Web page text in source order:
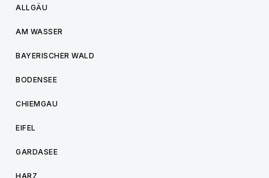
ALLGÄU
AM WASSER
BAYERISCHER WALD
BODENSEE
CHIEMGAU
EIFEL
GARDASEE
HARZ